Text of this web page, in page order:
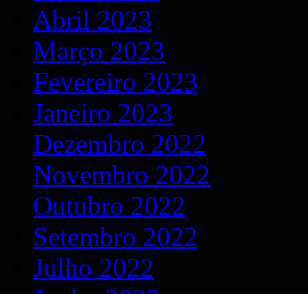
Abril 2023
Março 2023
Fevereiro 2023
Janeiro 2023
Dezembro 2022
Novembro 2022
Outubro 2022
Setembro 2022
Julho 2022